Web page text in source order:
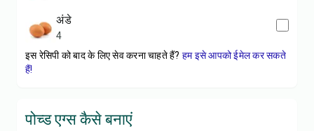
अंडे
4
इस रेसिपी को बाद के लिए सेव करना चाहते हैं? हम इसे आपको ईमेल कर सकते
हैं!
पोच्ड एग्स कैसे बनाएं